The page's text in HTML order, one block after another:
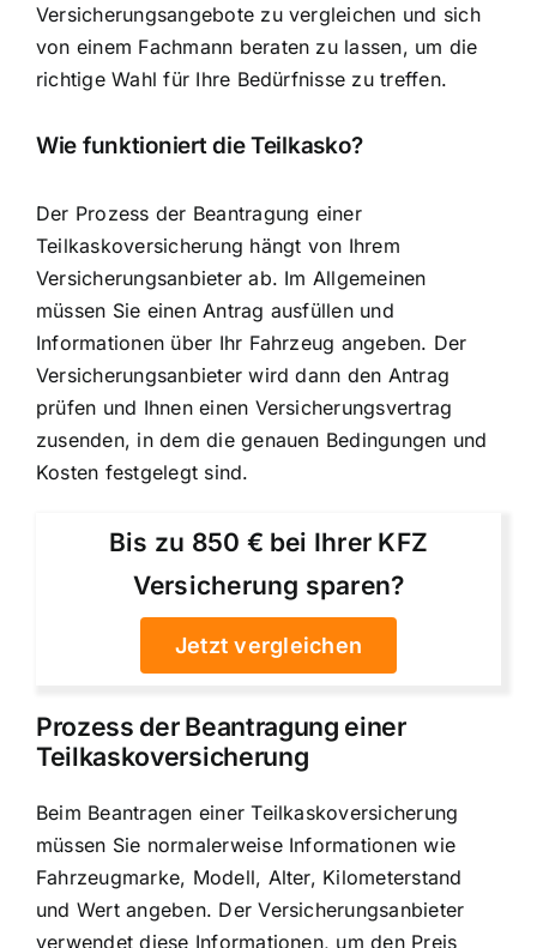
Versicherungsangebote zu vergleichen und sich
von einem Fachmann beraten zu lassen, um die
richtige Wahl für Ihre Bedürfnisse zu treffen.
Wie funktioniert die Teilkasko?
Der Prozess der Beantragung einer
Teilkaskoversicherung hängt von Ihrem
Versicherungsanbieter ab. Im Allgemeinen
müssen Sie einen Antrag ausfüllen und
Informationen über Ihr Fahrzeug angeben. Der
Versicherungsanbieter wird dann den Antrag
prüfen und Ihnen einen Versicherungsvertrag
zusenden, in dem die genauen Bedingungen und
Kosten festgelegt sind.
Bis zu 850 € bei Ihrer KFZ
Versicherung sparen?
Jetzt vergleichen
Prozess der Beantragung einer
Teilkaskoversicherung
Beim Beantragen einer Teilkaskoversicherung
müssen Sie normalerweise Informationen wie
Fahrzeugmarke, Modell, Alter, Kilometerstand
und Wert angeben. Der Versicherungsanbieter
verwendet diese Informationen, um den Preis